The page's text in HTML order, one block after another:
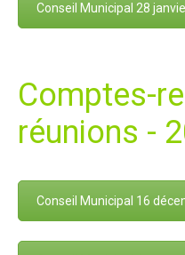
Conseil Municipal 28
Comptes-
réunions -
Conseil Municipal 16